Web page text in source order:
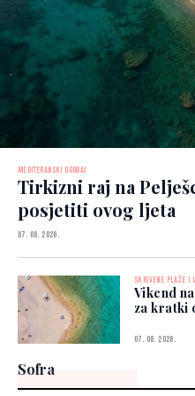
MEDITERANSKI UGOĐAJ
Tirkizni raj na
posjetiti ovog ljeta
07. 08. 2026.
SKRIVENE PLAŽE I
Vikend
za kratki
07. 08. 2026.
Sofra